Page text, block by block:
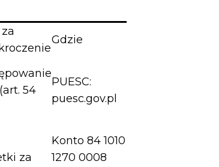
Gdzie
54
PUESC:
puesc.gov.pl
za
Konto 84 1010
1270 0008